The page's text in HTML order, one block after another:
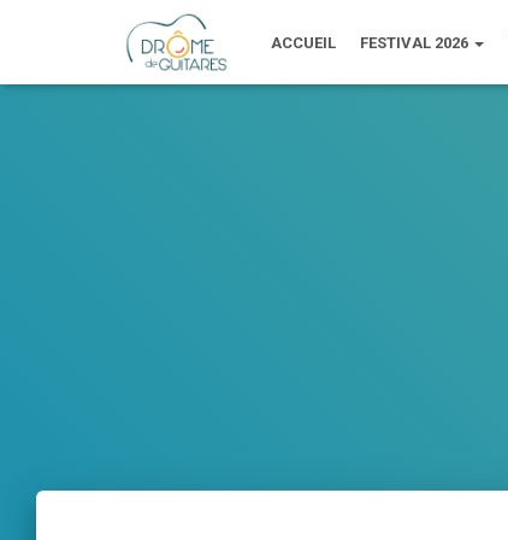
ACCUEIL FESTIVAL 2026